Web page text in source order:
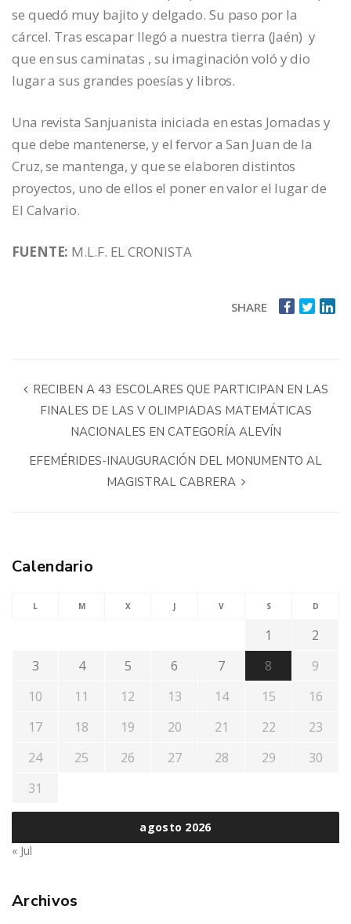
se quedó muy bajito y delgado. Su paso por la
cárcel. Tras escapar llegó a nuestra tierra (Jaén) y
que en sus caminatas , su imaginación voló y dio
lugar a sus grandes poesías y libros.
Una revista Sanjuanista iniciada en estas Jornadas y
que debe mantenerse, y el fervor a San Juan de la
Cruz, se mantenga, y que se elaboren distintos
proyectos, uno de ellos el poner en valor el lugar de
El Calvario.
FUENTE: M.L.F. EL CRONISTA
SHARE
RECIBEN A 43 ESCOLARES QUE PARTICIPAN EN LAS
FINALES DE LAS V OLIMPIADAS MATEMÁTICAS
NACIONALES EN CATEGORÍA ALEVÍN
EFEMÉRIDES-INAUGURACIÓN DEL MONUMENTO AL
MAGISTRAL CABRERA
Calendario
agosto 2026
L M X J V S D
1
2
3
4 5 6 7 8
9
10
11 12 13 14 15
16
17
18 19 20 21 22
23
24
25 26 27 28 29
30
31
« Jul
Archivos